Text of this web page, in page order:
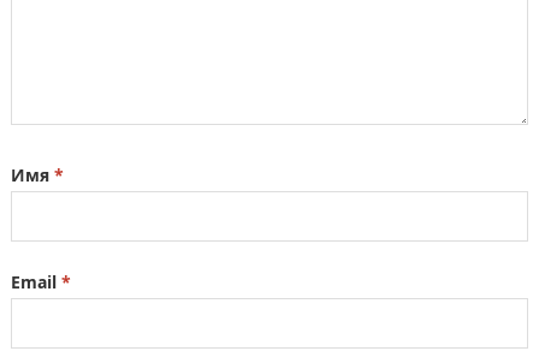
Имя *
Email *